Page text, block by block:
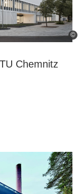
©
Chemnitz